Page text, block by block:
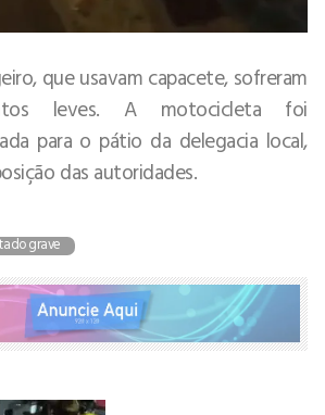
que usavam capacete, sofreram
leves. A motocicleta foi
para o pátio da delegacia local,
das autoridades.
grave